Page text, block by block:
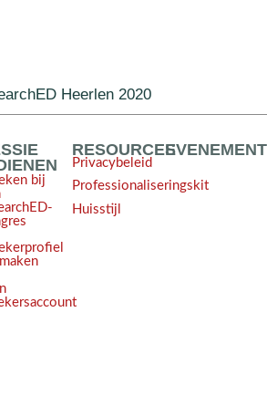
Heerlen 2020
bij
RESOURCES
Privacybeleid
Professionaliseringskit
Huisstijl